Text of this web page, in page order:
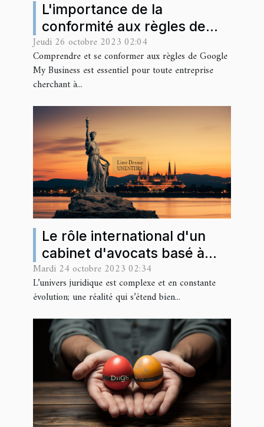
L'importance de la
conformité aux règles de
Google My Business pour
éviter les suspensions
Jeudi 26 octobre 2023 02:04
Comprendre et se conformer aux règles de Google
My Business est essentiel pour toute entreprise
cherchant à...
Le rôle international d'un
cabinet d'avocats basé à
Nantes
Mardi 24 octobre 2023 02:34
L’univers juridique est complexe et en constante
évolution; une réalité qui s’étend bien...